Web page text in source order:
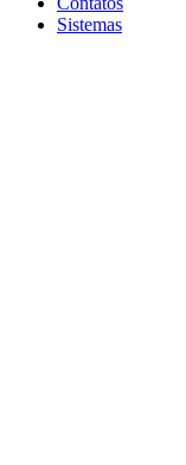
Sistemas